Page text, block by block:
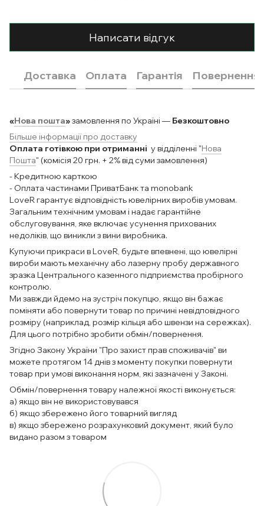
Написати відгук
Доставка Оплата Гарантія Повернення
«Нова пошта»замовлення по Україні — Безкоштовно
Більше інформації про доставку
Оплата готівкою при отриманні у відділенні "Нова
Пошта" (комісія 20 грн. + 2% від суми замовлення)
- Кредитною карткою
- Оплата частинами ПриватБанк та monobank
LoveR гарантує відповідність ювелірних виробів умовам.
Загальним технічним умовам і надає гарантійне
обслуговування, яке включає усунення прихованих
недоліків, що виникли з вини виробника.
Купуючи прикраси в LoveR, будьте впевнені, що ювелірні
вироби мають механічну або лазерну пробу державного
зразка Центрального казенного підприємства пробірного
контролю.
Ми завжди йдемо на зустріч покупцю, якщо він бажає
поміняти або повернути товар по причині невідповідного
розміру (наприклад, розмір кільця або швензи на сережках).
Для цього потрібно зробити обмін/повернення.
Згідно Закону України "Про захист прав споживачів" ви
можете протягом 14 днів з моменту покупки повернути
товар при умові виконання норм, які зазначені у Законі.
Обмін/повернення товару належної якості виконується:
а) якщо він не використовувався
б) якщо збережено його товарний вигляд
в) якщо збережено розрахунковий документ, який було
видано разом з товаром